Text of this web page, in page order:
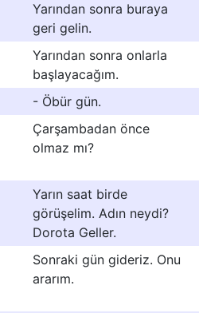
Yarından sonra buraya
geri gelin.
Yarından sonra onlarla
başlayacağım.
- Öbür gün.
Çarşambadan önce
olmaz mı?
Yarın saat birde
görüşelim. Adın neydi?
Dorota Geller.
Sonraki gün gideriz. Onu
ararım.